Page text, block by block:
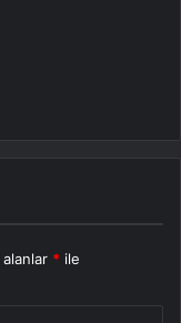
* ile